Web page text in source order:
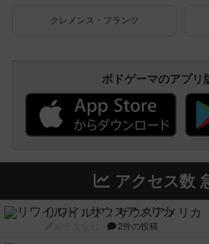
クレメンス・フランツ
ボドゲーマのアプリ
アクセス数
リワイルド：サウスアメリカ
2件の投稿